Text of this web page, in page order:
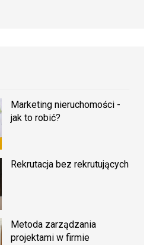
Marketing nieruchomości -
jak to robić?
Rekrutacja bez rekrutujących
Metoda zarządzania
projektami w firmie